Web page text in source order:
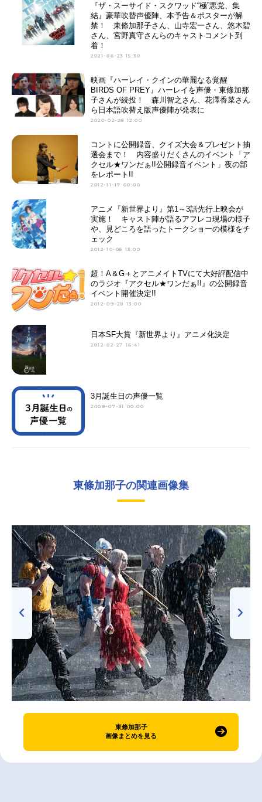
『ザ・スーサイド・スクワッド“極”悪党、集
結』豪華吹替声優陣、本予告＆ポスターが解
禁！ 東條加那子さん、山寺宏一さん、悠木碧
さん、宮野真守さんらのキャストコメント到
着！
2021-06-23 15:30
映画『ハーレイ・クインの華麗なる覚醒
BIRDS OF PREY』ハーレイを声優・東條加那
子さんが続投！ 森川智之さん、花澤香菜さん
ら日本語吹替え版声優陣が発表に
2020-02-28 12:00
コントに公開録音、クイズ大会＆プレゼント抽
選会まで！ 内容盛りだくさんのイベント「ア
クセル★ワンだぁ!!公開録音イベント」夜の部
をレポート!!
2012-11-17 00:00
アニメ『新世界より』第1～3話先行上映会が
実施！ キャスト陣が語るアフレコ現場の様子
や、見どころを語ったトークショーの模様をチ
ェック
2012-10-05 13:00
超！A＆G＋とアニメイトTVにて大好評配信中
のラジオ『アクセル★ワンだぁ!!』の公開録音
イベント開催決定!!
2012-09-28 13:00
日本SF大賞『新世界より』アニメ化決定
2012-02-27 16:41
3月誕生日の声優一覧
2008-07-31 00:00
東條加那子の関連画像集
東條加那子
画像まとめを見る